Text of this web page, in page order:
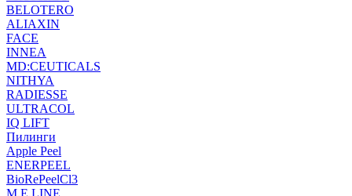
BELOTERO
ALIAXIN
FACE
INNEA
MD:CEUTICALS
NITHYA
RADIESSE
ULTRACOL
IQ LIFT
Пилинги
Apple Peel
ENERPEEL
BioRePeelCl3
M.E.LINE